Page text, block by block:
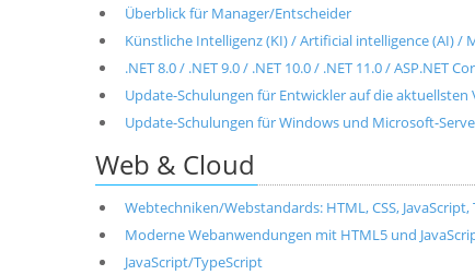
Überblick für Manager/Entscheider
Künstliche Intelligenz (KI) / Artificial intelligence (AI) /
.NET 8.0 / .NET 9.0 / .NET 10.0 / .NET 11.0 / ASP.NET
Update-Schulungen für Entwickler auf die aktuellsten
Update-Schulungen für Windows und Microsoft-
Web & Cloud
Webtechniken/Webstandards: HTML, CSS,
Moderne Webanwendungen mit HTML5 und
JavaScript/TypeScript